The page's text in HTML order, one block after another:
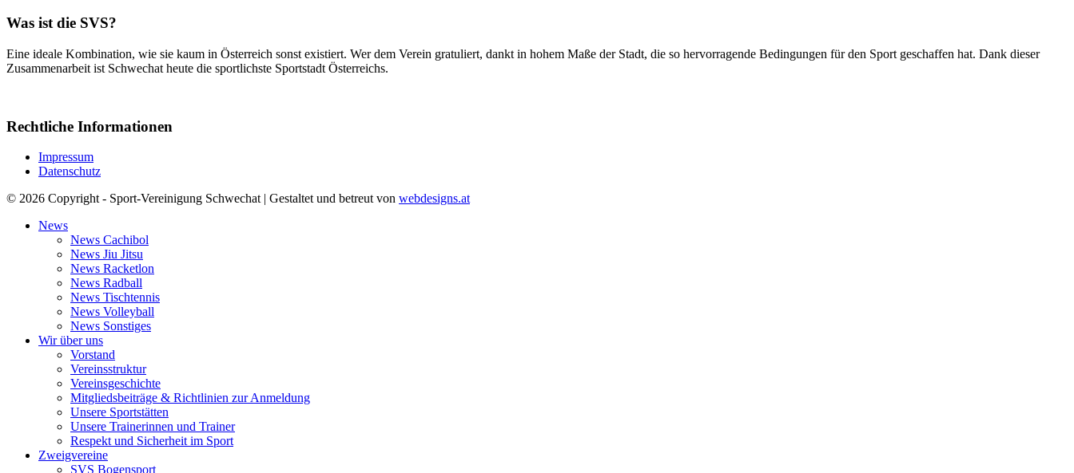
Was ist die SVS?
Eine ideale Kombination, wie sie kaum in Österreich sonst existiert. Wer dem Verein gratuliert, dankt in hohem Maße der Stadt, die so hervorragende Bedingungen für den Sport geschaffen hat. Dank dieser
Zusammenarbeit ist Schwechat heute die sportlichste Sportstadt Österreichs.
Rechtliche Informationen
Impressum
Datenschutz
© 2026 Copyright - Sport-Vereinigung Schwechat | Gestaltet und betreut von webdesigns.at
News
News Cachibol
News Jiu Jitsu
News Racketlon
News Radball
News Tischtennis
News Volleyball
News Sonstiges
Wir über uns
Vorstand
Vereinsstruktur
Vereinsgeschichte
Mitgliedsbeiträge & Richtlinien zur Anmeldung
Unsere Sportstätten
Unsere Trainerinnen und Trainer
Respekt und Sicherheit im Sport
Zweigvereine
SVS Bogensport